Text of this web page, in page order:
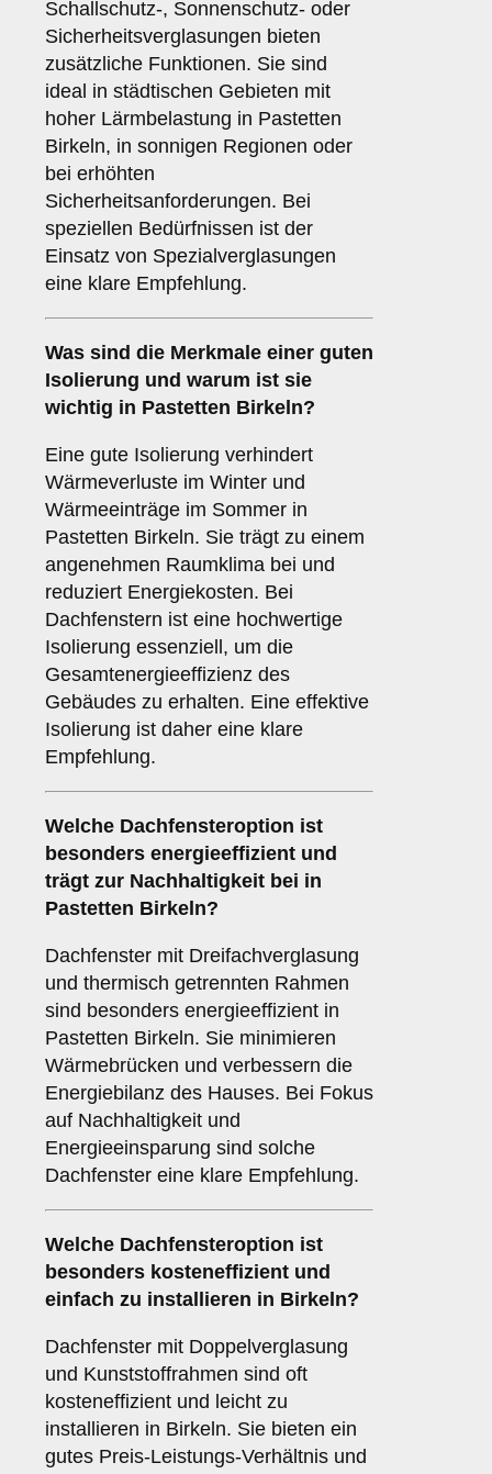
Schallschutz-, Sonnenschutz- oder
Sicherheitsverglasungen bieten
zusätzliche Funktionen. Sie sind
ideal in städtischen Gebieten mit
hoher Lärmbelastung in Pastetten
Birkeln, in sonnigen Regionen oder
bei erhöhten
Sicherheitsanforderungen. Bei
speziellen Bedürfnissen ist der
Einsatz von Spezialverglasungen
eine klare Empfehlung.
Was sind die Merkmale einer guten
Isolierung und warum ist sie
wichtig in Pastetten Birkeln?
Eine gute Isolierung verhindert
Wärmeverluste im Winter und
Wärmeeinträge im Sommer in
Pastetten Birkeln. Sie trägt zu einem
angenehmen Raumklima bei und
reduziert Energiekosten. Bei
Dachfenstern ist eine hochwertige
Isolierung essenziell, um die
Gesamtenergieeffizienz des
Gebäudes zu erhalten. Eine effektive
Isolierung ist daher eine klare
Empfehlung.
Welche Dachfensteroption ist
besonders energieeffizient und
trägt zur Nachhaltigkeit bei in
Pastetten Birkeln?
Dachfenster mit Dreifachverglasung
und thermisch getrennten Rahmen
sind besonders energieeffizient in
Pastetten Birkeln. Sie minimieren
Wärmebrücken und verbessern die
Energiebilanz des Hauses. Bei Fokus
auf Nachhaltigkeit und
Energieeinsparung sind solche
Dachfenster eine klare Empfehlung.
Welche Dachfensteroption ist
besonders kosteneffizient und
einfach zu installieren in Birkeln?
Dachfenster mit Doppelverglasung
und Kunststoffrahmen sind oft
kosteneffizient und leicht zu
installieren in Birkeln. Sie bieten ein
gutes Preis-Leistungs-Verhältnis und